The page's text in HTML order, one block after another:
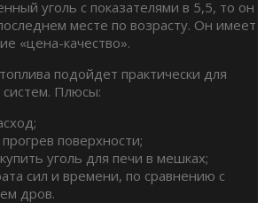
уголь с показателями в 5,5, то он
месте по возрасту. Он имеет
«цена-качество».
подойдет практически для
систем. Плюсы:
поверхности;
уголь для печи в мешках;
сил и времени, по сравнению с
дров.